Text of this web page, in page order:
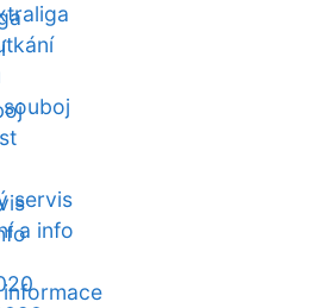
servis
a info